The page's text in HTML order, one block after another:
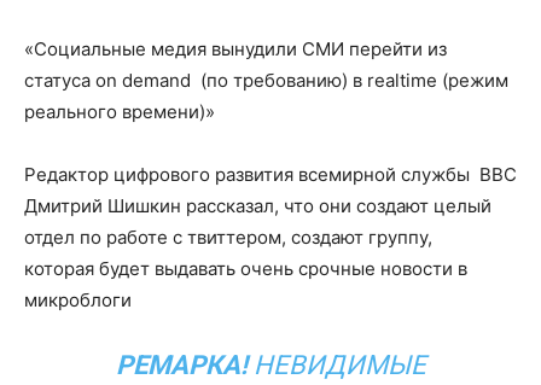
«Социальные медия вынудили СМИ перейти из
статуса on demand (по требованию) в realtime (режим
реального времени)»
Редактор цифрового развития всемирной службы BBC
Дмитрий Шишкин рассказал, что они создают целый
отдел по работе с твиттером, создают группу,
которая будет выдавать очень срочные новости в
микроблоги
РЕМАРКА!НЕВИДИМЫЕ